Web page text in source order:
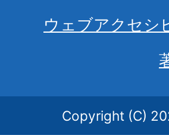
ウェブアクセシ
Copyright (C)